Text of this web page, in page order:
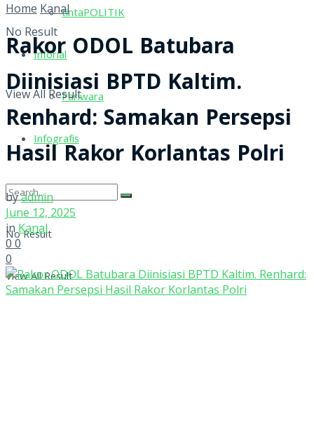
tintaPOLITIK
Inforial
Pariwara
Infografis
No Result
View All Result
No Result
View All Result
Home Kanal
Rakor ODOL Batubara
Diinisiasi BPTD Kaltim.
Renhard: Samakan Persepsi
Hasil Rakor Korlantas Polri
byadmin
June 12, 2025
in Kanal
0 0
0